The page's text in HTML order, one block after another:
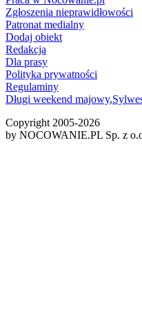
Zgłoszenia nieprawidłowości
Patronat medialny
Dodaj obiekt
Redakcja
Dla prasy
Polityka prywatności
Regulaminy
Długi weekend majowy,
Copyright 2005-2026
by NOCOWANIE.PL Sp. z